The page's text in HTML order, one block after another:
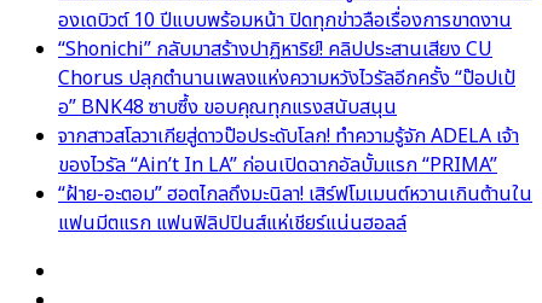
องเดบิวต์ 10 ปีแบบพร้อมหน้า ปิดทุกข่าวลือเรื่องการขาดงาน
“Shonichi” กลับมาสร้างปาฏิหาริย์! คลิปประสานเสียง CU
Chorus ปลุกตำนานเพลงแห่งความหวังไวรัลอีกครั้ง “ป๊อปเป้
อ” BNK48 ซาบซึ้ง ขอบคุณทุกแรงสนับสนุน
จากสาวสโลวาเกียสู่ดาวป๊อประดับโลก! ทำความรู้จัก ADELA เจ้า
ของไวรัล “Ain’t In LA” ก่อนเปิดฉากอัลบั้มแรก “PRIMA”
“ฝ้าย-อะตอม” ฮอตไกลถึงมะนิลา! เสิร์ฟโมเมนต์หวานเกินต้านใน
แฟนมีตแรก แฟนฟิลิปปินส์แห่เชียร์แน่นฮอลล์